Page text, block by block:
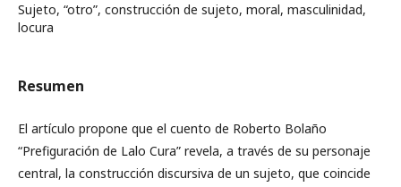
Sujeto, “otro”, construcción de sujeto, moral, masculinidad,
locura
Resumen
El artículo propone que el cuento de Roberto Bolaño
“Prefiguración de Lalo Cura” revela, a través de su personaje
central, la construcción discursiva de un sujeto, que coincide